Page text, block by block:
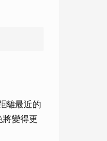
離最近的
變得更